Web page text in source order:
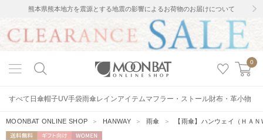
熊本県熊本地方を震源とする地震の影響によるお荷物のお届けについて
0
すべて 日傘帽子UV手袋雨傘レインアイテムマフラー・ストール財布・革小物
MOONBAT ONLINE SHOP ＞ HANWAY ＞ 雨傘 ＞ 【雨傘】ハンウェイ（ＨＡ